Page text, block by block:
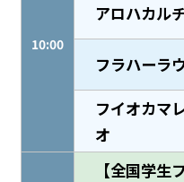
10:00
アロハカル
フラハーラ
フイオカマ
オ
【全国学生